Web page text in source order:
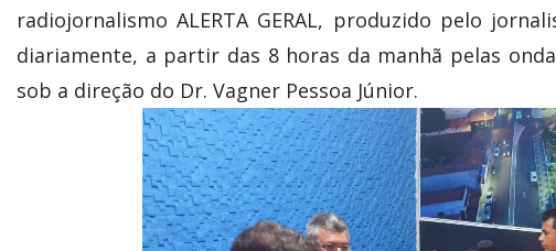
radiojornalismo ALERTA GERAL, produzido pelo
diariamente, a partir das 8 horas da manhã pelas
sob a direção do Dr. Vagner Pessoa Júnior.